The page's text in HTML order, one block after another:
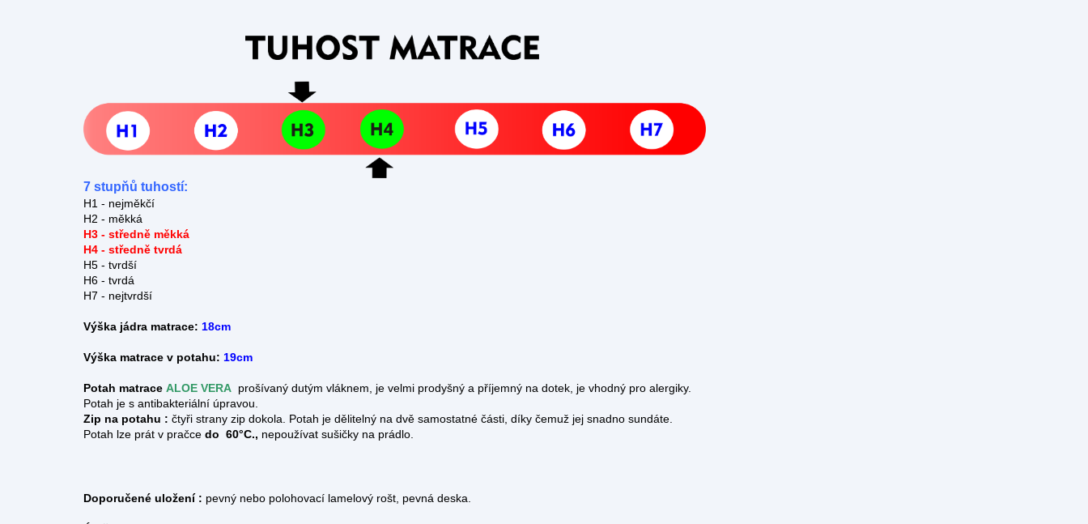
7 stupňů tuhostí:
H1 - nejměkčí
H2 - měkká
H3 - středně měkká
H4 - středně tvrdá
H5 - tvrdší
H6 - tvrdá
H7 - nejtvrdší
Výška jádra matrace: 18cm
Výška matrace v potahu: 19cm
Potah matrace ALOE VERA prošívaný dutým vláknem, je velmi prodyšný a příjemný na dotek, je vhodný pro alergiky.
Potah je s antibakteriální úpravou.
Zip na potahu : čtyři strany zip dokola.
Potah je dělitelný na dvě samostatné části, díky čemuž jej snadno sundáte.
Potah lze prát v pračce do 60°C., nepoužívat sušičky na prádlo.
Doporučené uložení : pevný nebo polohovací lamelový rošt, pevná deska.